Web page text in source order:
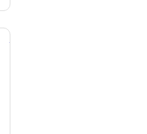
詳細を見る